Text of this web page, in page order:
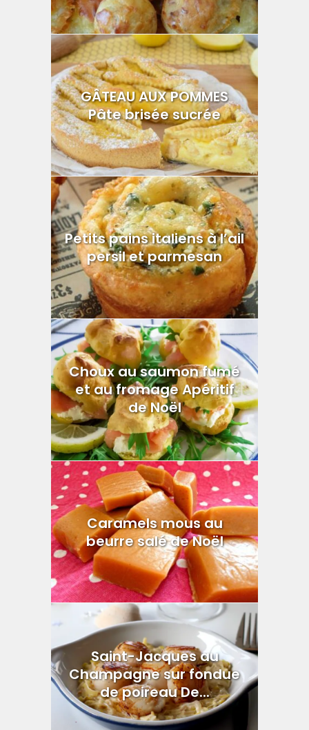
GÂTEAU AUX POMMES
Pâte brisée sucrée
Petits pains italiens à l’ail
persil et parmesan
Choux au saumon fumé
et au fromage Apéritif
de Noël
Caramels mous au
beurre salé de Noël
Saint-Jacques au
Champagne sur fondue
de poireau De...